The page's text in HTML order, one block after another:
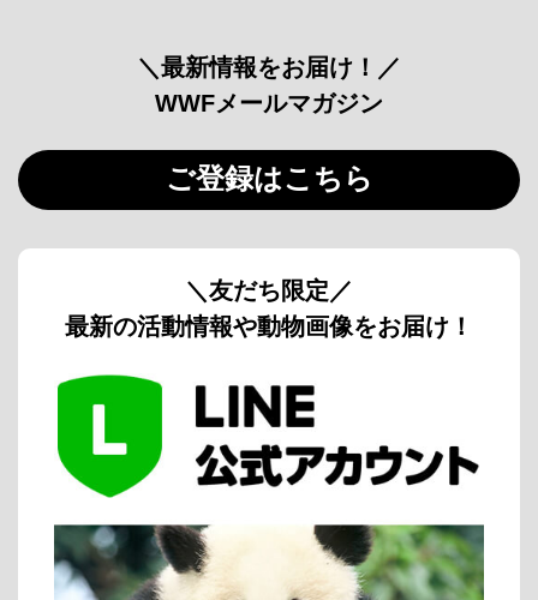
＼最新情報をお届け！／
WWFメールマガジン
ご登録はこちら
＼友だち限定／
最新の活動情報や動物画像をお届け！